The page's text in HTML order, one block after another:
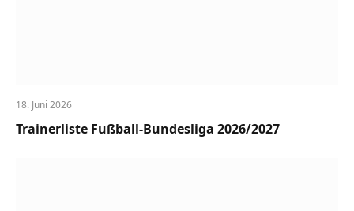
18. Juni 2026
Trainerliste Fußball-Bundesliga 2026/2027